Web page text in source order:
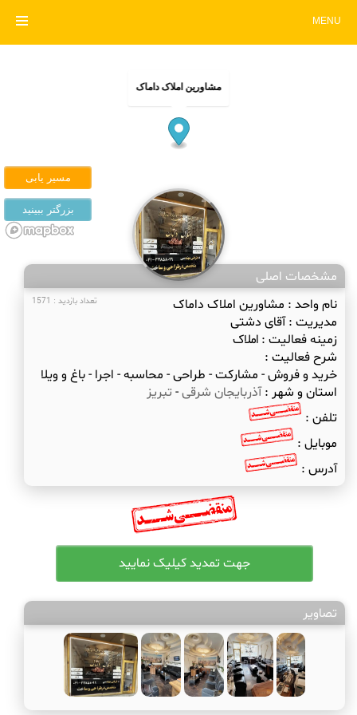
MENU
مشاورین املاک داماک
مشخصات اصلی
تعداد بازدید : 1571 نام واحد : مشاورین املاک داماک
مدیریت :آقای دشتی
زمینه فعالیت :املاک
شرح فعالیت :
خرید و فروش - مشارکت - طراحی - محاسبه - اجرا - باغ و ویلا
استان و شهر :آذربایجان شرقی- تبریز
تلفن :
موبایل :
آدرس :
تصاویر